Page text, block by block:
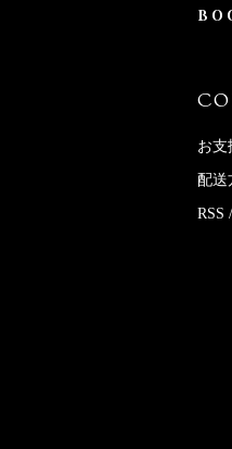
お支
配送
RSS /